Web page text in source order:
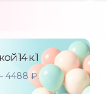
14 к.1
4488 ₽.